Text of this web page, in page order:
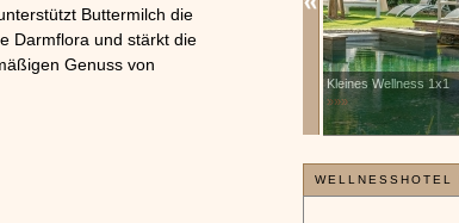
Buttermilch die
Darmflora und stärkt die
Genuss von
Kleines Wellness 1x1
»»»
WELLNESSHOTEL